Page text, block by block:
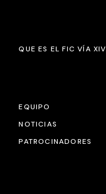
QUE ES EL FIC VÍA XIV
EQUIPO
NOTICIAS
PATROCINADORES